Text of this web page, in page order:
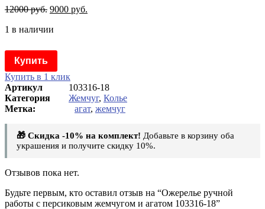
12000руб. 9000 руб.
1 в наличии
Купить
Купить в 1 клик
Артикул
103316-18
Категория
Жемчуг, Колье
агат, жемчуг
🎁 Скидка -10% на комплект! Добавьте в корзину оба
украшения и получите скидку 10%.
Отзывов пока нет.
Будьте первым, кто оставил отзыв на “Ожерелье ручной
работы с персиковым жемчугом и агатом 103316-18”